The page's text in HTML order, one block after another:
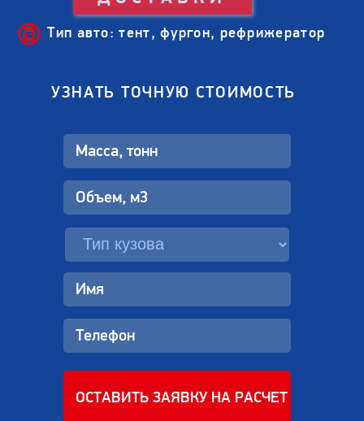
Тип авто: тент, фургон, рефрижератор
УЗНАТЬ ТОЧНУЮ СТОИМОСТЬ